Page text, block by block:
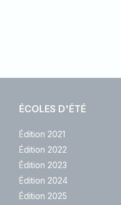
ÉCOLES D'ÉTÉ
Édition 2021
Édition 2022
Édition 2023
Édition 2024
Édition 2025